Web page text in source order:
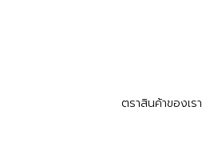
ตราสินค้าของเรา